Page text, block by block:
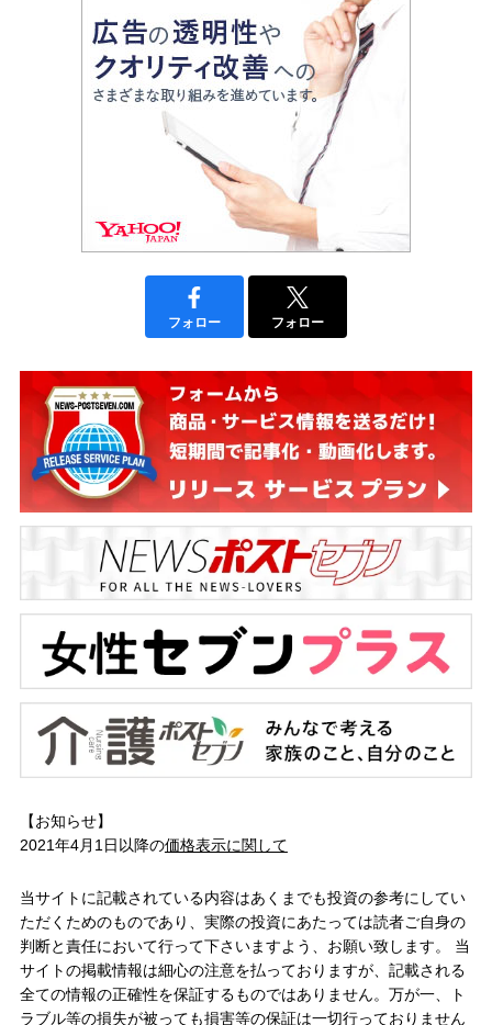
フォロー フォロー
【お知らせ】
2021年4月1日以降の価格表示に関して
当サイトに記載されている内容はあくまでも投資の参考にしてい
ただくためのものであり、実際の投資にあたっては読者ご自身の
判断と責任において行って下さいますよう、お願い致します。 当
サイトの掲載情報は細心の注意を払っておりますが、記載される
全ての情報の正確性を保証するものではありません。万が一、ト
ラブル等の損失が被っても損害等の保証は一切行っておりません